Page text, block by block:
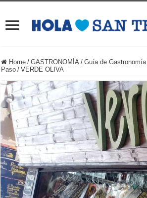
Home / GASTRONOMÍA / Guía de Gastronomía
Paso / VERDE OLIVA